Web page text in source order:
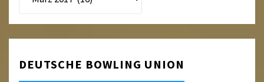
DEUTSCHE BOWLING UNION